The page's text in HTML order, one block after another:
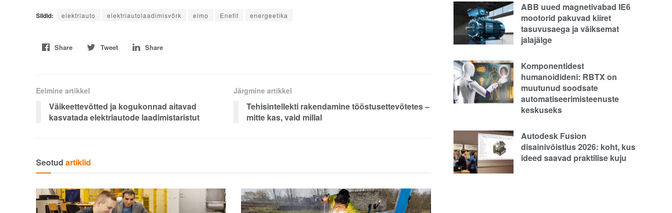
Sildid: elektriauto elektriautolaadimisvõrk elmo Enefit energeetika
Share Tweet Share
Eelmine artikkel
Väikeettevõtted ja kogukonnad aitavad
kasvatada elektriautode laadimistaristut
Järgmine artikkel
Tehisintellekti rakendamine tööstusettevõtetes –
mitte kas, vaid millal
Seotud artiklid
ABB uued magnetivabad IE6
mootorid pakuvad kiiret
tasuvusaega ja väiksemat
jalajälge
Komponentidest
humanoidideni: RBTX on
muutunud soodsate
automatiseerimisteenuste
keskuseks
Autodesk Fusion
disainivõistlus 2026: koht, kus
ideed saavad praktilise kuju